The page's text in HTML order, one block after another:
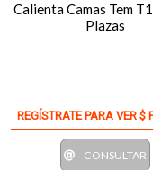
Calienta Camas Tem
Plazas
REGÍSTRATE PARA VER $
CONSULTAR